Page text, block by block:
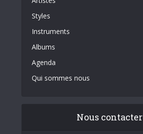
Styles
Instruments
Albums
Agenda
Qui sommes nous
Nous contacter